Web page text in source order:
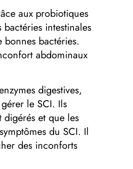
aux probiotiques
intestinales
bactéries.
abdominaux
digestives,
le SCI. Ils
digérés et que les
du SCI. Il
des inconforts